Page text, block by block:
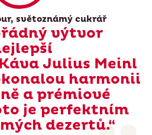
světoznámý cukrář
výtvor
Julius Meinl
harmonii
a prémiové
je perfektním
dezertů.“